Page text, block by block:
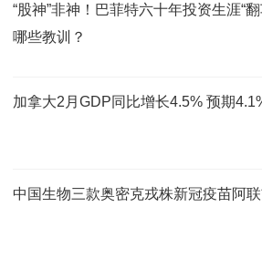
“股神”非神！巴菲特六十年投资生涯“
哪些教训？
加拿大2月GDP同比增长4.5% 预期
中国生物三款奥密克戎株新冠疫苗阿